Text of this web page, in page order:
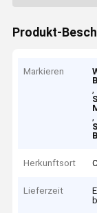
Produkt-
Markieren
,
,
Herkunftsort
Lieferzeit